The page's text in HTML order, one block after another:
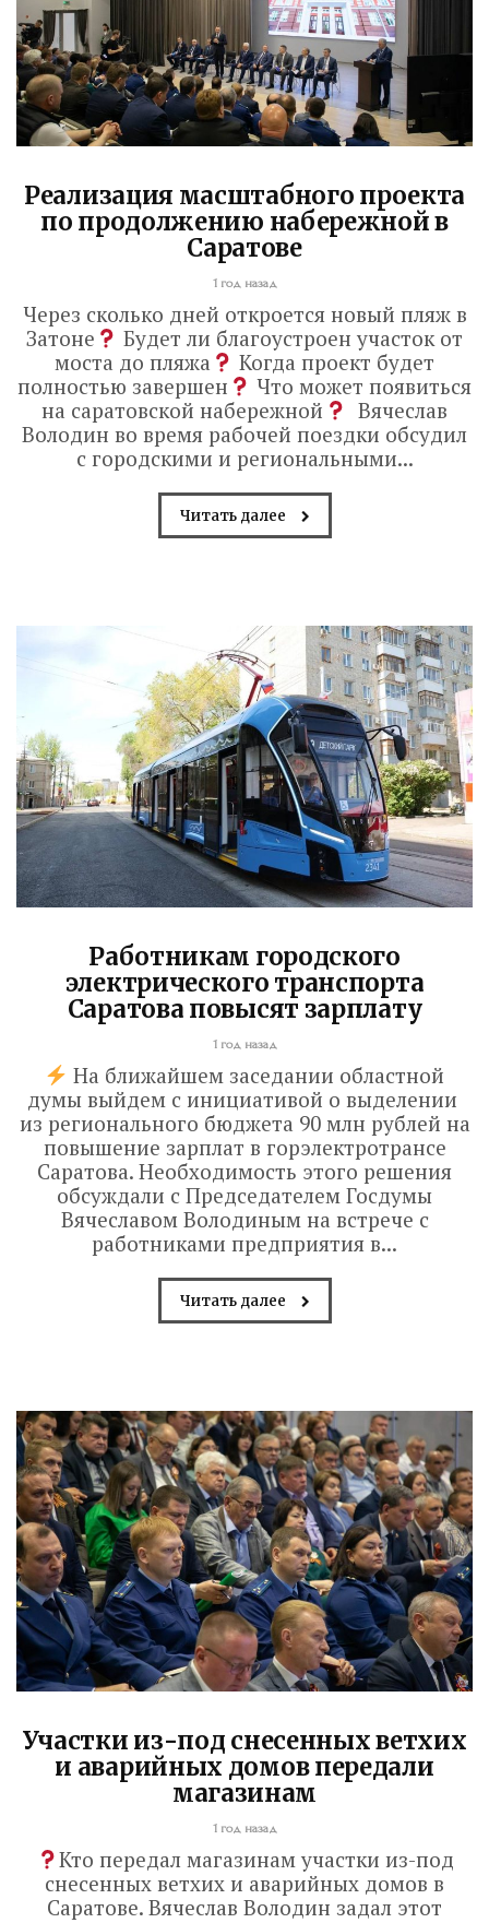
Реализация масштабного проекта
по продолжению набережной в
Саратове
1 год назад
Через сколько дней откроется новый пляж в
Затоне
Будет ли благоустроен участок от
моста до пляжа
Когда проект будет
полностью завершен
Что может появиться
на саратовской набережной
Вячеслав
Володин во время рабочей поездки обсудил
с городскими и региональными...
Читать далее
Работникам городского
электрического транспорта
Саратова повысят зарплату
1 год назад
На ближайшем заседании областной
думы выйдем с инициативой о выделении
из регионального бюджета 90 млн рублей на
повышение зарплат в горэлектротрансе
Саратова. Необходимость этого решения
обсуждали с Председателем Госдумы
Вячеславом Володиным на встрече с
работниками предприятия в...
Читать далее
Участки из-под снесенных ветхих
и аварийных домов передали
магазинам
1 год назад
Кто передал магазинам участки из-под
снесенных ветхих и аварийных домов в
Саратове. Вячеслав Володин задал этот